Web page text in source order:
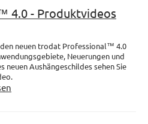
4.0 - Produktvideos
den neuen trodat Professional™ 4.0
Neuerungen und
neuen Aushängeschildes sehen Sie